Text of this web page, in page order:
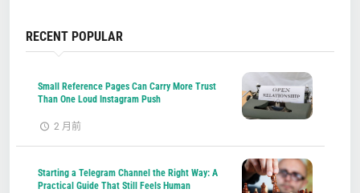
RECENT POPULAR
Small Reference Pages Can Carry More Trust
Than One Loud Instagram Push
2 月前
Starting a Telegram Channel the Right Way: A
Practical Guide That Still Feels Human